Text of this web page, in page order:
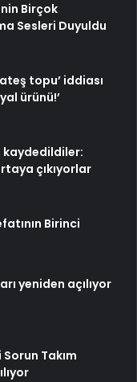
Birçok
Sesleri Duyuldu
topu’ iddiası
ürünü!’
kaydedildiler:
çıkıyorlar
Birinci
yeniden açılıyor
Takım